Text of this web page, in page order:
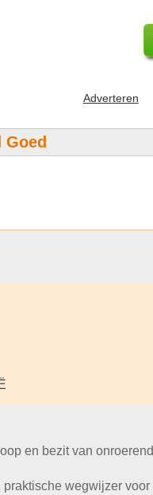
Adverteren
en bezit van
wegwijzer